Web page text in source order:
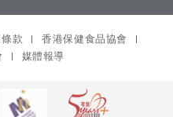
政策及未領取/ 未能送達產
款
香港保健食品協會
媒體報導